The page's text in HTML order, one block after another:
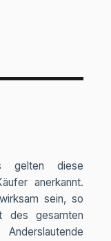
gelten diese
anerkannt.
sein, so
des gesamten